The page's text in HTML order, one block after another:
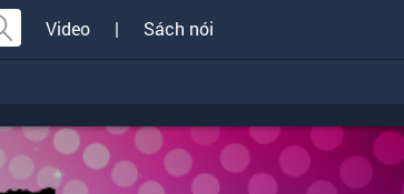
Video | Sách nói